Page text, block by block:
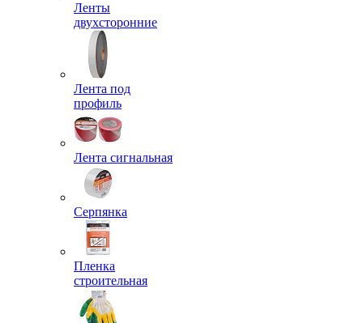
Ленты
двухсторонние
Лента под
профиль
Лента сигнальная
Серпянка
Пленка
строительная